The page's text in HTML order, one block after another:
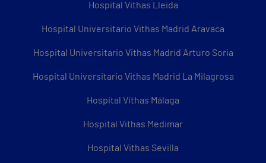
Hospital Vithas Lleida
Hospital Universitario Vithas Madrid Aravaca
Hospital Universitario Vithas Madrid Arturo Soria
Hospital Universitario Vithas Madrid La Milagrosa
Hospital Vithas Málaga
Hospital Vithas Medimar
Hospital Vithas Sevilla